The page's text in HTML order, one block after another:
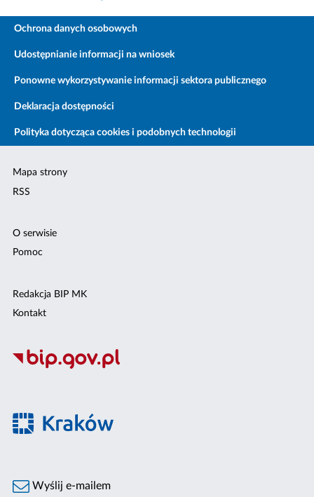
Ochrona danych osobowych
Udostępnianie informacji na wniosek
Ponowne wykorzystywanie informacji sektora publicznego
Deklaracja dostępności
Polityka dotycząca cookies i podobnych technologii
Mapa strony
RSS
O serwisie
Pomoc
Redakcja BIP MK
Kontakt
Wyślij e-mailem